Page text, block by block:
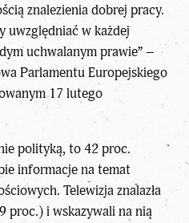
znalezienia dobrej pracy.
uwzględniać w każdej
uchwalanym prawie” –
Parlamentu Europejskiego
17 lutego
polityką, to 42 proc.
informacje na temat
Telewizja znalazła
proc.) i wskazywali na nią